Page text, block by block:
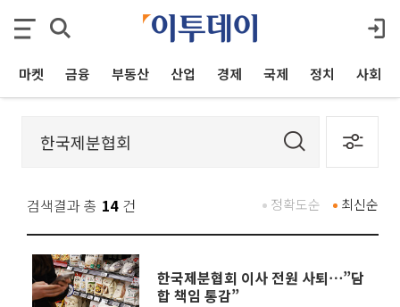
마켓 금융 부동산 산업 경제 국제 정치 사회
검색결과 총 14 건 최신순
정확도순
한국제분협회 이사 전원 사퇴⋯”담
합 책임 통감”